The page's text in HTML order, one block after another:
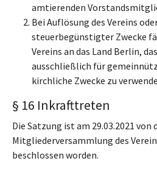
amtierenden
Bei Auflösung des Vereins
steuerbegünstigter Zwecke
Vereins an das Land Berlin,
ausschließlich für
kirchliche Zwecke zu
§ 16 Inkrafttreten
Die Satzung ist am 29.03.2021 von
Mitgliederversammlung des
beschlossen worden.